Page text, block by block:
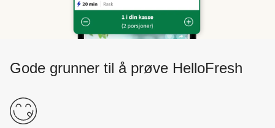
Gode grunner til å prøve HelloFresh